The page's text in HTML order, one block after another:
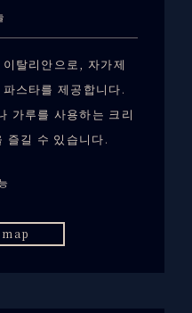
탈리안으로, 자가제
스타를 제공합니다.
가루를 사용하는 크리
즐길 수 있습니다.